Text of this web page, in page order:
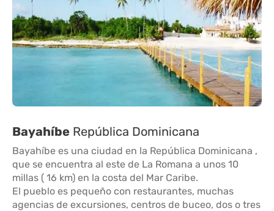
Bayahíbe República Dominicana
Bayahíbe es una ciudad en la República Dominicana ,
que se encuentra al este de La Romana a unos 10
millas ( 16 km) en la costa del Mar Caribe.
El pueblo es pequeño con restaurantes, muchas
agencias de excursiones, centros de buceo, dos o tres